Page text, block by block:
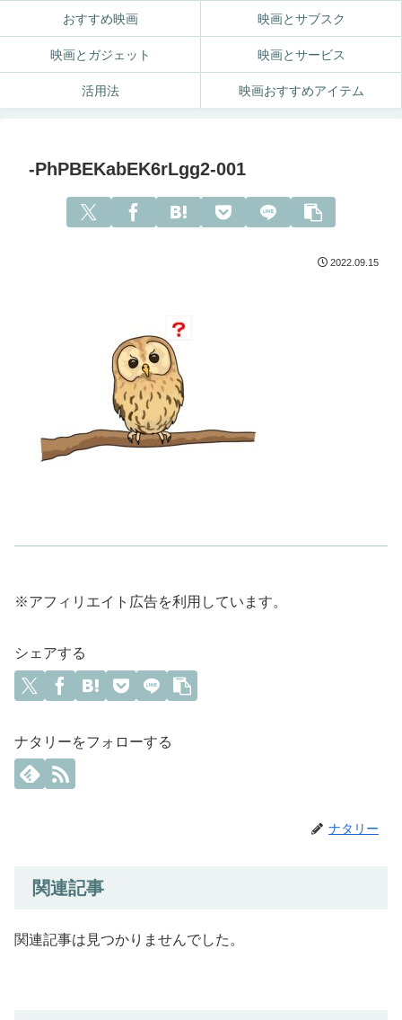
おすすめ映画 映画とサブスク
映画とガジェット 映画とサービス
活用法 映画おすすめアイテム
-PhPBEKabEK6rLgg2-001
2022.09.15
※アフィリエイト広告を利用しています。
シェアする
ナタリーをフォローする
ナタリー
関連記事
関連記事は見つかりませんでした。